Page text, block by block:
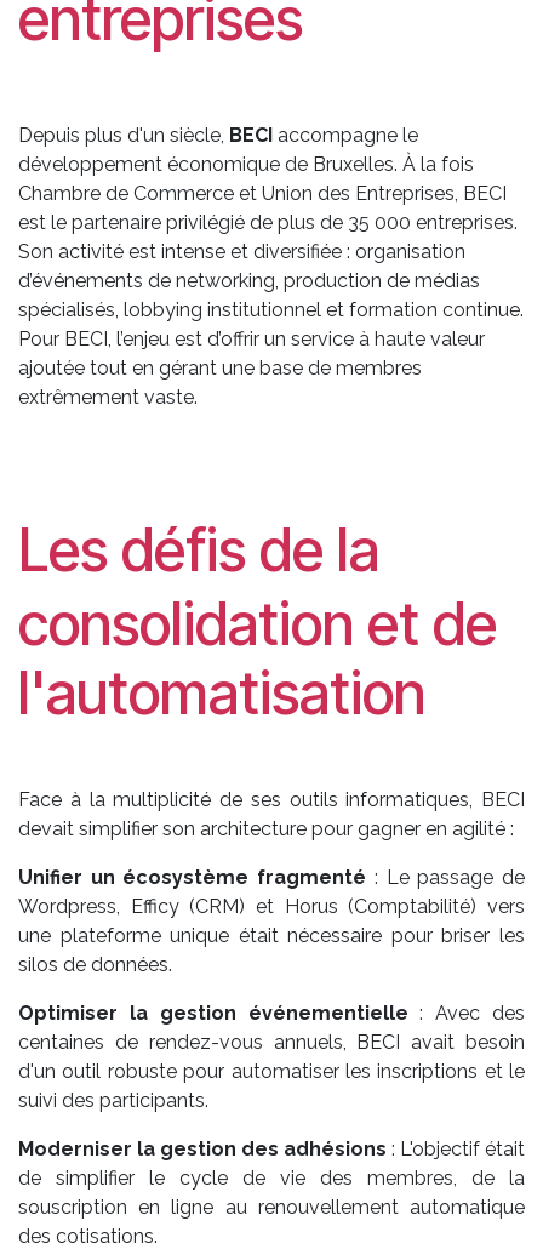
entreprises
Depuis plus d'un siècle, BECI accompagne le
développement économique de Bruxelles. À la fois
Chambre de Commerce et Union des Entreprises, BECI
est le partenaire privilégié de plus de 35 000 entreprises.
Son activité est intense et diversifiée : organisation
d’événements de networking, production de médias
spécialisés, lobbying institutionnel et formation continue.
Pour BECI, l’enjeu est d’offrir un service à haute valeur
ajoutée tout en gérant une base de membres
extrêmement vaste.
Les défis de la
consolidation et de
l'automatisation
Face à la multiplicité de ses outils informatiques, BECI
devait simplifier son architecture pour gagner en agilité :
Unifier un écosystème fragmenté : Le passage de
Wordpress, Efficy (CRM) et Horus (Comptabilité) vers
une plateforme unique était nécessaire pour briser les
silos de données.
Optimiser la gestion événementielle : Avec des
centaines de rendez-vous annuels, BECI avait besoin
d'un outil robuste pour automatiser les inscriptions et le
suivi des participants.
Moderniser la gestion des adhésions : L'objectif était
de simplifier le cycle de vie des membres, de la
souscription en ligne au renouvellement automatique
des cotisations.